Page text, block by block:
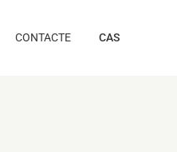
CONTACTE CAS